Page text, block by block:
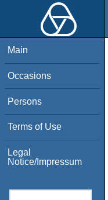
Main
Occasions
Persons
Terms of Use
Legal
Notice/Impressum